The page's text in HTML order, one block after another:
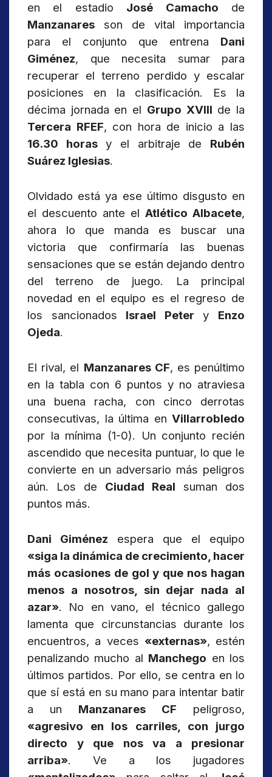
en el estadio José Camacho de
Manzanares son de vital importancia
para el conjunto que entrena Dani
Giménez, que necesita sumar para
recuperar el terreno perdido y escalar
posiciones en la clasificación. Es la
décima jornada en el Grupo XVIII de la
Tercera RFEF, con hora de inicio a las
16.30 horasy el arbitraje de Rubén
Suárez Iglesias.
Olvidado está ya ese último disgusto en
el descuento ante el Atlético Albacete,
ahora lo que manda es buscar una
victoria que confirmaría las buenas
sensaciones que se están dejando dentro
del terreno de juego. La principal
novedad en el equipo es el regreso de
los sancionados Israel Peter y Enzo
Ojeda.
El rival, el Manzanares CF, es penúltimo
en la tabla con 6 puntos y no atraviesa
una buena racha, con cinco derrotas
consecutivas, la última en Villarrobledo
por la mínima (1-0). Un conjunto recién
ascendido que necesita puntuar, lo que le
convierte en un adversario más peligros
aún. Los de Ciudad Real suman dos
puntos más.
Dani Giménez espera que el equipo
«siga la dinámica de crecimiento, hacer
más ocasiones de gol y que nos hagan
menos a nosotros, sin dejar nada al
azar». No en vano, el técnico gallego
lamenta que circunstancias durante los
encuentros, a veces «externas», estén
penalizando mucho al Manchego en los
últimos partidos. Por ello, se centra en lo
que sí está en su mano para intentar batir
a un Manzanares CF peligroso,
«agresivo en los carriles, con jurgo
directo y que nos va a presionar
arriba». Ve a los jugadores